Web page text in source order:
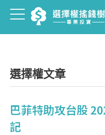
選擇權文章
巴菲特助攻台股
記